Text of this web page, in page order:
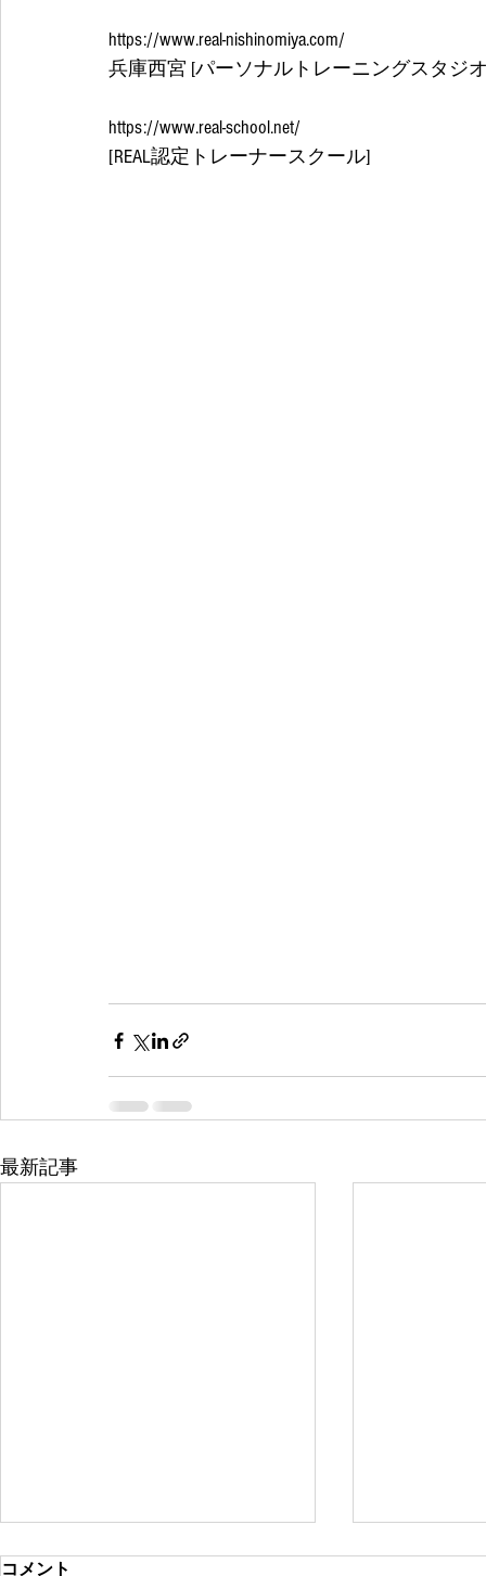
https://www.real-nishinomiya.com/
兵庫西宮 [パーソナルトレーニングスタジオ
https://www.real-school.net/
[REAL認定トレーナースクール]
最新記事
コメント